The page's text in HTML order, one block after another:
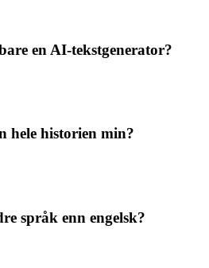
en AI-tekstgenerator?
hele historien min?
språk enn engelsk?